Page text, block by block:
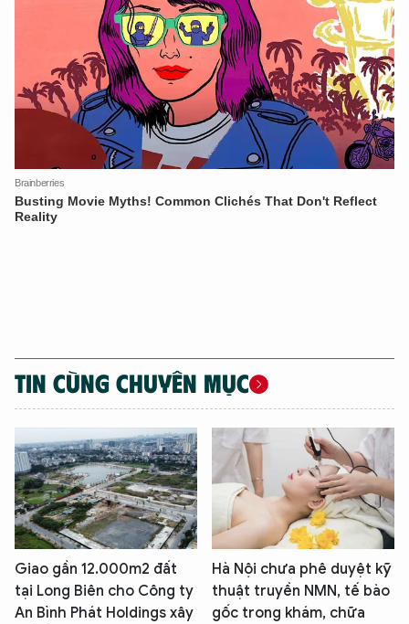
TIN CÙNG CHUYÊN MỤC
Giao gần 12.000m2 đất
tại Long Biên cho Công ty
An Bình Phát Holdings xây
Hà Nội chưa phê duyệt kỹ
thuật truyền NMN, tế bào
gốc trong khám, chữa
XIN CHÀO,